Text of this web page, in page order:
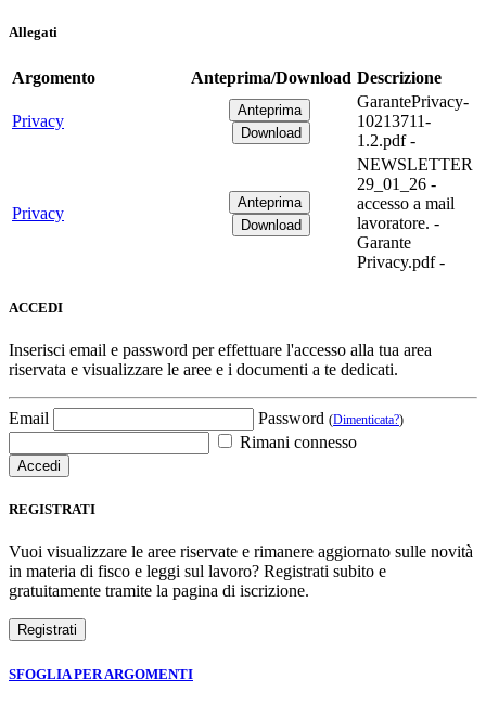
Allegati
Argomento Anteprima/Download Descrizione
Privacy
GarantePrivacy-
10213711-
1.2.pdf -
Privacy
NEWSLETTER
29_01_26 -
accesso a mail
lavoratore. -
Garante
Privacy.pdf -
ACCEDI
Inserisci email e password per effettuare l'accesso alla tua area
riservata e visualizzare le aree e i documenti a te dedicati.
Email Password (Dimenticata?)
Rimani connesso
REGISTRATI
Vuoi visualizzare le aree riservate e rimanere aggiornato sulle novità
in materia di fisco e leggi sul lavoro? Registrati subito e
gratuitamente tramite la pagina di iscrizione.
SFOGLIA PER ARGOMENTI